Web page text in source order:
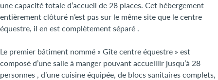
une capacité totale d’accueil de 28 places. Cet hébergement
entièrement clôturé n’est pas sur le même site que le centre
équestre, il en est complètement séparé .
Le premier bâtiment nommé « Gîte centre équestre » est
composé d’une salle à manger pouvant accueillir jusqu’à 28
personnes , d’une cuisine équipée, de blocs sanitaires complets,